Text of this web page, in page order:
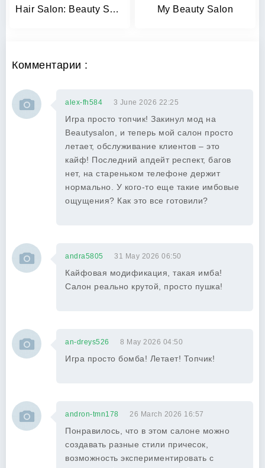
Hair Salon: Beauty Salon Game My Beauty Salon
Комментарии :
alex-fh584 3 June 2026 22:25
Игра просто топчик! Закинул мод на
Beautysalon, и теперь мой салон просто
летает, обслуживание клиентов – это
кайф! Последний апдейт респект, багов
нет, на стареньком телефоне держит
нормально. У кого-то еще такие имбовые
ощущения? Как это все готовили?
andra5805 31 May 2026 06:50
Кайфовая модификация, такая имба!
Салон реально крутой, просто пушка!
an-dreys526 8 May 2026 04:50
Игра просто бомба! Летает! Топчик!
andron-tmn178 26 March 2026 16:57
Понравилось, что в этом салоне можно
создавать разные стили причесок,
возможность экспериментировать с